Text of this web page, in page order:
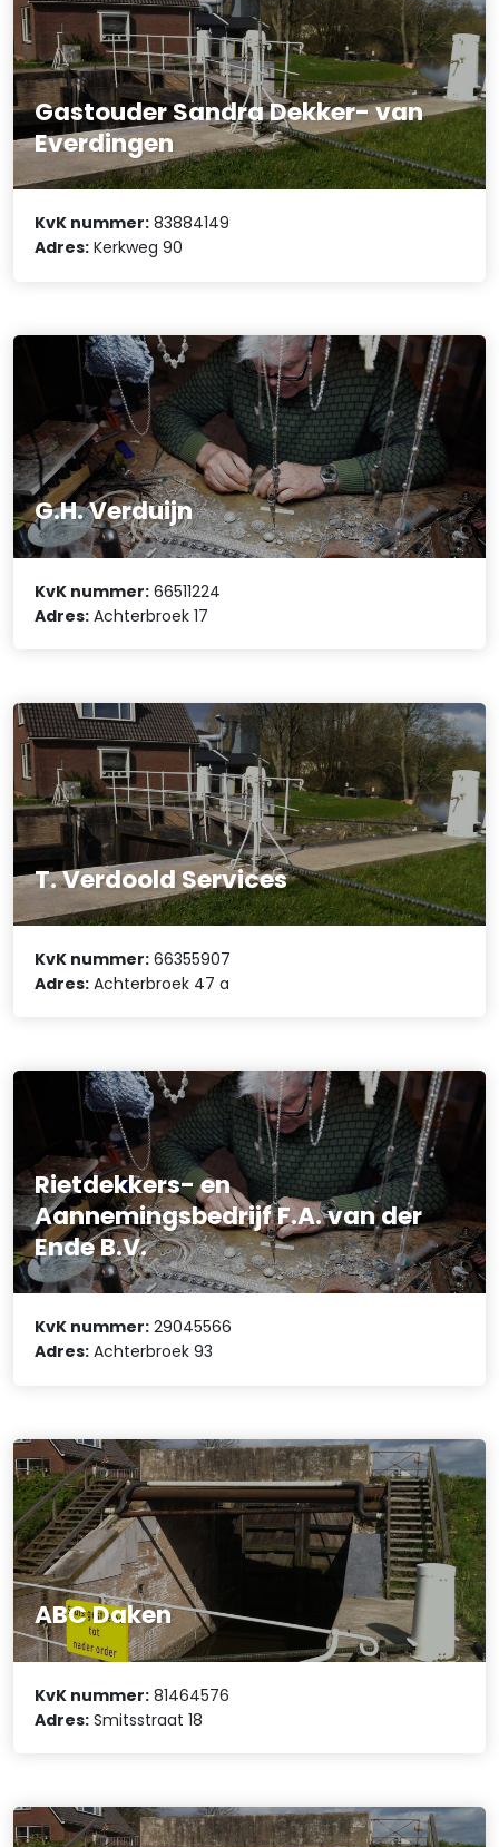
Gastouder Sandra Dekker- van
Everdingen
KvK nummer: 83884149
Adres: Kerkweg 90
G.H. Verduijn
KvK nummer: 66511224
Adres: Achterbroek 17
T. Verdoold Services
KvK nummer: 66355907
Adres: Achterbroek 47 a
Rietdekkers- en
Aannemingsbedrijf F.A. van der
Ende B.V.
KvK nummer: 29045566
Adres: Achterbroek 93
ABC Daken
KvK nummer: 81464576
Adres: Smitsstraat 18